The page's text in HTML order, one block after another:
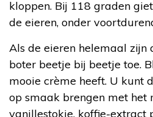
kloppen. Bij 118 graden
de eieren, onder
Als de eieren helemaal zijn
boter beetje bij beetje toe.
mooie crème heeft. U kunt
op smaak brengen met het
vanillestokje, koffie-extract